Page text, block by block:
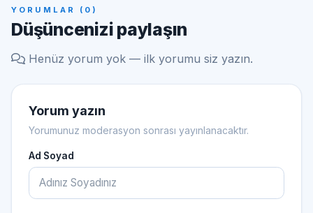
YORUMLAR (0)
Düşüncenizi paylaşın
Henüz yorum yok — ilk yorumu siz yazın.
Yorum yazın
Yorumunuz moderasyon sonrası yayınlanacaktır.
Ad Soyad